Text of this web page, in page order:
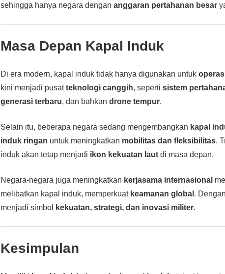
sehingga hanya negara dengananggaran pertahanan besar
Masa Depan Kapal Induk
Di era modern, kapal induk tidak hanya digunakan untuk
kini menjadi pusatteknologi canggih, sepertisistem
generasi terbaru, dan bahkandrone tempur.
Selain itu, beberapa negara sedang mengembangkan kapal
induk ringan untuk meningkatkan mobilitas dan fleksibilitas.
induk akan tetap menjadi ikon kekuatan laut di masa depan.
Negara-negara juga meningkatkan kerjasama internasional
melibatkan kapal induk, memperkuat keamanan global .
menjadi simbol
kekuatan, strategi, dan inovasi militer.
Kesimpulan